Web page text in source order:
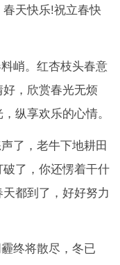
天快乐!祝立春快
峭。红杏枝头春意
，欣赏春光无烦
纵享欢乐的心情。
了，老牛下地耕田
了，你还愣着干什
都到了，好好努力
终将散尽，冬已